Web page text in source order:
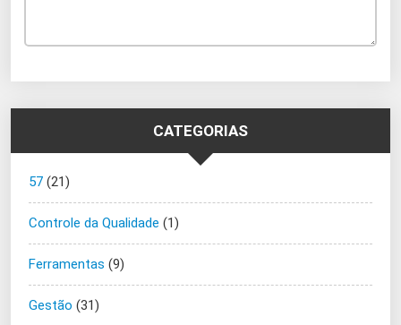
CATEGORIAS
57 (21)
Controle da Qualidade (1)
Ferramentas (9)
Gestão (31)